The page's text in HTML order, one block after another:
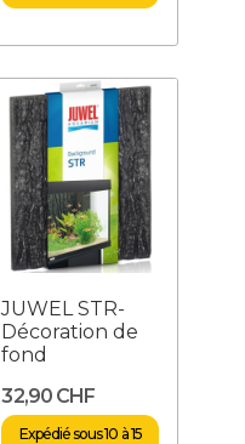
JUWEL STR-
Décoration de
fond
32,90 CHF
Expédié sous 10 à 15